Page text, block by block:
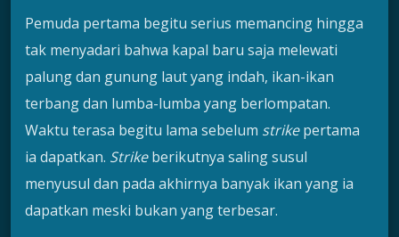
Pemuda pertama begitu serius memancing hingga
tak menyadari bahwa kapal baru saja melewati
palung dan gunung laut yang indah, ikan-ikan
terbang dan lumba-lumba yang berlompatan.
Waktu terasa begitu lama sebelum strikepertama
ia dapatkan. Strikeberikutnya saling susul
menyusul dan pada akhirnya banyak ikan yang ia
dapatkan meski bukan yang terbesar.